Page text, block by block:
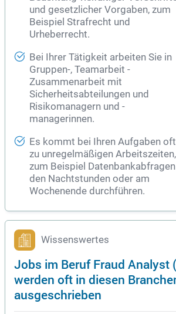
und gesetzlicher Vorgaben, zum
Beispiel Strafrecht und
Urheberrecht.
Bei Ihrer Tätigkeit arbeiten Sie in
Gruppen-, Teamarbeit -
Zusammenarbeit mit
Sicherheitsabteilungen und
Risikomanagern und -
managerinnen.
Es kommt bei Ihren Aufgaben oft
zu unregelmäßigen Arbeitszeiten,
zum Beispiel
den Nachtstunden oder am
Wochenende durchführen.
Wissenswertes
Jobs im Beruf Fraud
werden oft in diesen
ausgeschrieben